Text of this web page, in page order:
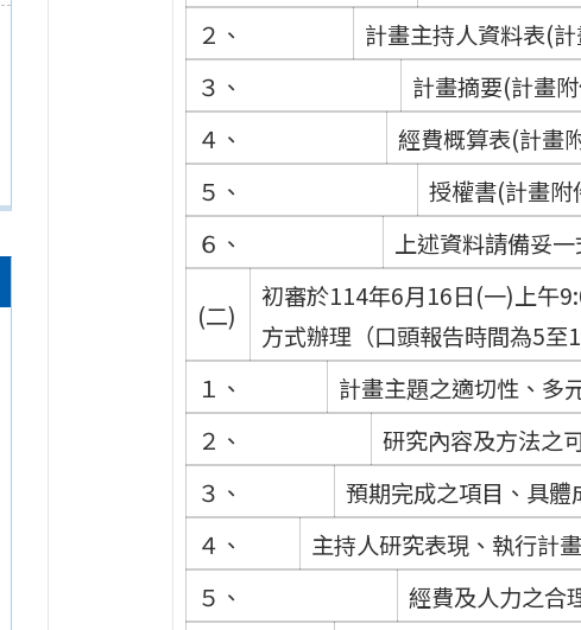
２、
計畫主持人資料表(
３、
計畫摘要(計畫
４、
經費概算表(計畫
５、
授權書(計畫附
６、
上述資料請備妥
(二)
初審於114年6月16日(一)上午
方式辦理（口頭報告時間為5至
１、
計畫主題之適切性、多
２、
研究內容及方法之
３、
預期完成之項目、具體
４、
主持人研究表現、執行計
５、
經費及人力之合